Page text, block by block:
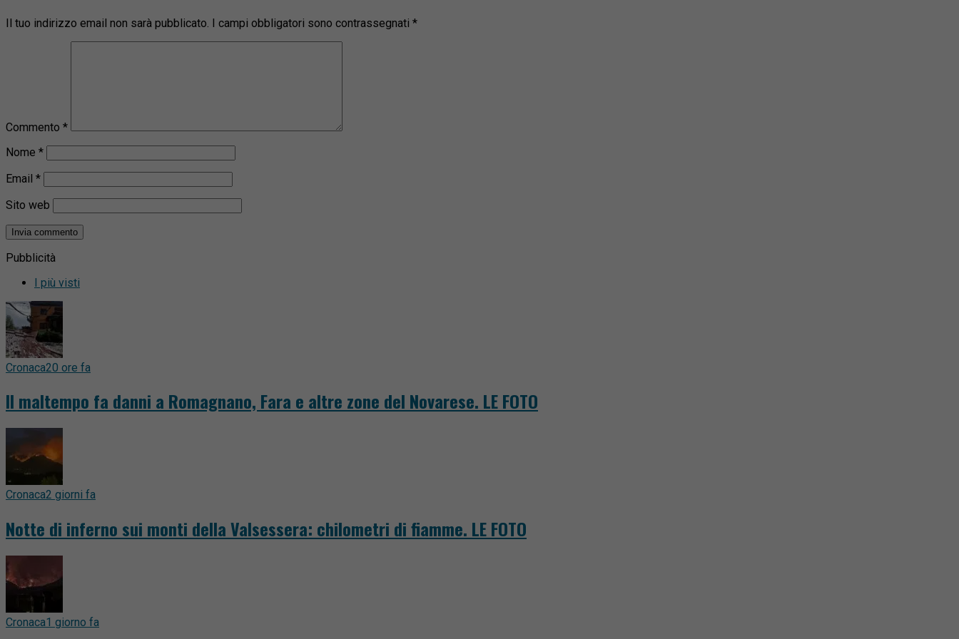
Il tuo indirizzo email non sarà pubblicato. I campi obbligatori sono contrassegnati *
Commento *
Nome *
Email *
Sito web
Pubblicità
I più visti
Cronaca20 ore fa
Il maltempo fa danni a Romagnano, Fara e altre zone del Novarese. LE FOTO
Cronaca2 giorni fa
Notte di inferno sui monti della Valsessera: chilometri di fiamme. LE FOTO
Cronaca1 giorno fa